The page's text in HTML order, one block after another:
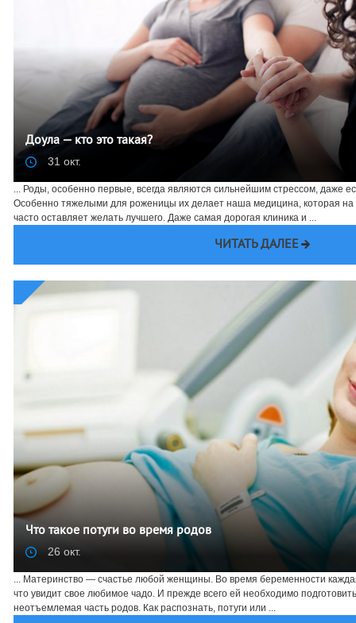
Доула — кто это такая?
31 окт.
... Роды, особенно первые, всегда являются сильнейшим стрессом, даже
Особенно тяжелыми для роженицы их делает наша медицина, которая на
часто оставляет желать лучшего. Даже самая дорогая клиника и ...
ЧИТАТЬ ДАЛЕЕ
Что такое потуги во время родов
26 окт.
... Материнство — счастье любой женщины. Во время беременности
что увидит свое любимое чадо. И прежде всего ей необходимо
неотъемлемая часть родов. Как распознать, потуги или ...